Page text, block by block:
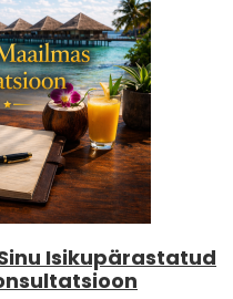
Isikupärastatud